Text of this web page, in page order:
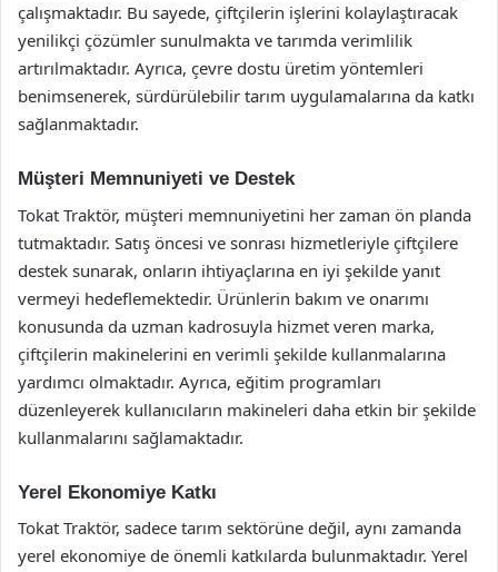
çalışmaktadır. Bu sayede, çiftçilerin işlerini kolaylaştıracak
yenilikçi çözümler sunulmakta ve tarımda verimlilik
artırılmaktadır. Ayrıca, çevre dostu üretim yöntemleri
benimsenerek, sürdürülebilir tarım uygulamalarına da katkı
sağlanmaktadır.
Müşteri Memnuniyeti ve Destek
Tokat Traktör, müşteri memnuniyetini her zaman ön planda
tutmaktadır. Satış öncesi ve sonrası hizmetleriyle çiftçilere
destek sunarak, onların ihtiyaçlarına en iyi şekilde yanıt
vermeyi hedeflemektedir. Ürünlerin bakım ve onarımı
konusunda da uzman kadrosuyla hizmet veren marka,
çiftçilerin makinelerini en verimli şekilde kullanmalarına
yardımcı olmaktadır. Ayrıca, eğitim programları
düzenleyerek kullanıcıların makineleri daha etkin bir şekilde
kullanmalarını sağlamaktadır.
Yerel Ekonomiye Katkı
Tokat Traktör, sadece tarım sektörüne değil, aynı zamanda
yerel ekonomiye de önemli katkılarda bulunmaktadır. Yerel